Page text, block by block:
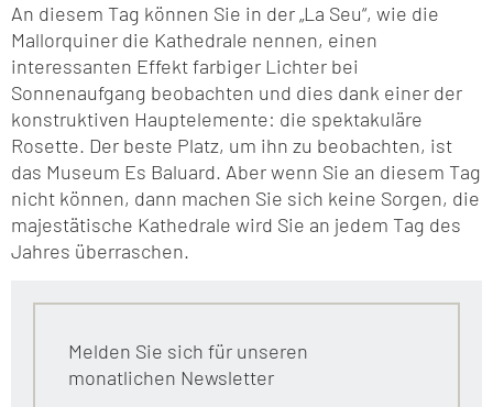
An diesem Tag können Sie in der „La Seu“, wie die
Mallorquiner die Kathedrale nennen, einen
interessanten Effekt farbiger Lichter bei
Sonnenaufgang beobachten und dies dank einer der
konstruktiven Hauptelemente: die spektakuläre
Rosette. Der beste Platz, um ihn zu beobachten, ist
das Museum Es Baluard. Aber wenn Sie an diesem Tag
nicht können, dann machen Sie sich keine Sorgen, die
majestätische Kathedrale wird Sie an jedem Tag des
Jahres überraschen.
Melden Sie sich für unseren
monatlichen Newsletter